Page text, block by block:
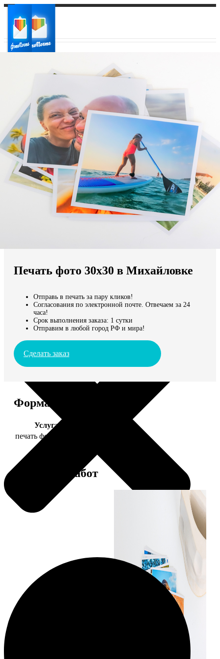
Ваш регион доставки
Выберите из списка:
Мы доставляем по всему миру
Продолжить без города
Печать фото 30х30 в Михайловке
Отправь в печать за пару кликов!
Согласования по электронной почте. Отвечаем за 24
часа!
Срок выполнения заказа: 1 сутки
Отправим в любой город РФ и мира!
Сделать заказ
Форматы и цены
Услуга
печать фото 30х30
Примеры работ